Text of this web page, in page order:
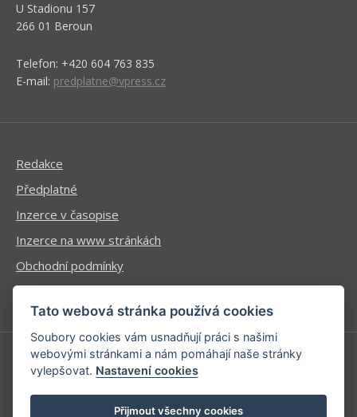
U Stadionu 157
266 01 Beroun
Telefon: +420 604 763 835
E-mail: predplatne@vpress.cz
Redakce
Předplatné
Inzerce v časopise
Inzerce na www stránkách
Obchodní podmínky
Ochrana osobních údajů
Příhlášení | Registrace
Kontaktní informace
Tato webová stránka používá cookies
Soubory cookies vám usnadňují práci s našimi
webovými stránkami a nám pomáhají naše stránky
vylepšovat. Nastavení cookies
Přijmout všechny cookies